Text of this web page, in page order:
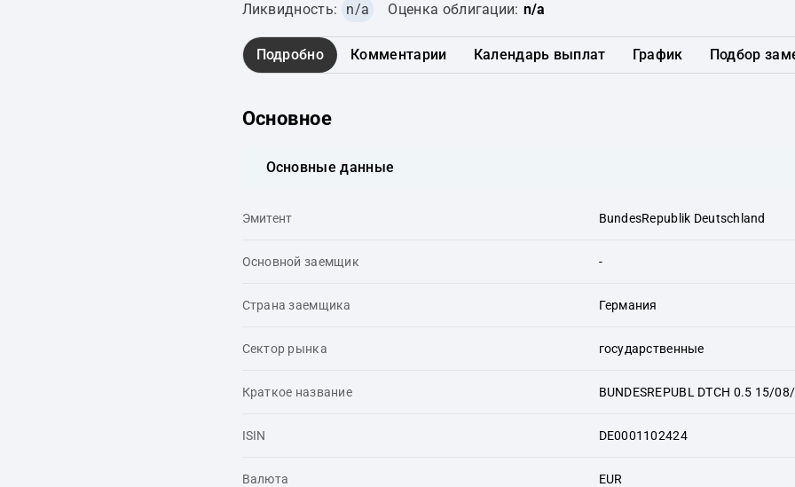
Ликвидность: n/a Оценка облигации: n/a
Подробно Комментарии Календарь выплат График Подбор
Основное
Основные данные
Эмитент BundesRepublik Deutschland
Основной заемщик -
Страна заемщика Германия
Сектор рынка государственные
Краткое название BUNDESREPUBL DTCH 0.5 15/
ISIN DE0001102424
Валюта EUR